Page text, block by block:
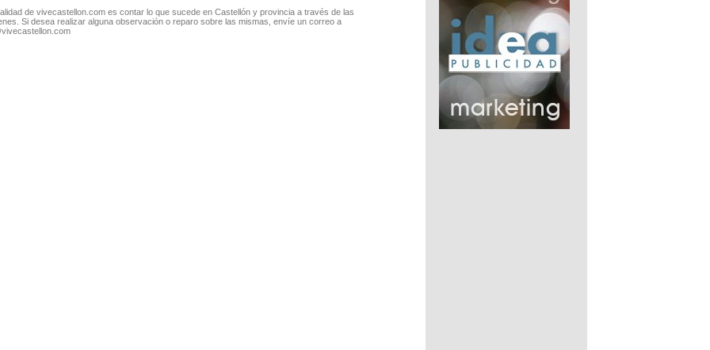
de vivecastellon.com es contar lo que sucede en Castellón y provincia a través de las
Si desea realizar alguna observación o reparo sobre las mismas, envíe un correo a